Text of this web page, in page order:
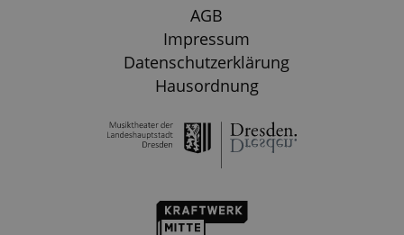
AGB
Impressum
Datenschutzerklärung
Hausordnung